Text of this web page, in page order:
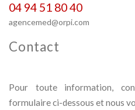
04 94 51 80 40
agencemed@orpi.com
Contact
Pour toute information,
formulaire ci-dessous et nous